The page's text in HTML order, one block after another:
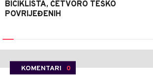
BICIKLISTA, ČETVORO TEŠKO
POVRIJEĐENIH
KOMENTARI 0